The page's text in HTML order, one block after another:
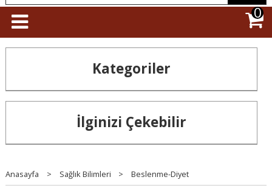
0
Kategoriler
İlginizi Çekebilir
Anasayfa > Sağlık Bilimleri > Beslenme-Diyet